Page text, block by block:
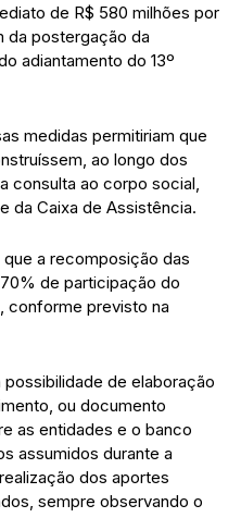
de R$ 580 milhões por
da postergação da
adiantamento do 13º
medidas permitiriam que
ao longo dos
consulta ao corpo social,
da Caixa de Assistência.
a recomposição das
de participação do
conforme previsto na
de elaboração
ou documento
as entidades e o banco
assumidos durante a
dos aportes
sempre observando o